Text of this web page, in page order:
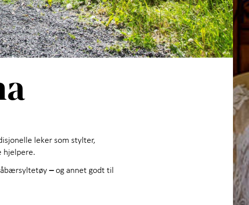
leker som stylter,
hjelpere.
– og annet godt til